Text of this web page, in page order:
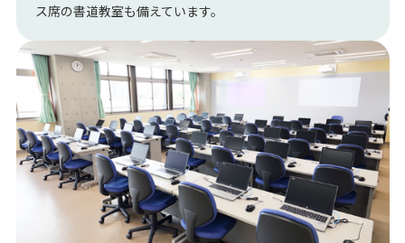
ス席の書道教室も備えています。